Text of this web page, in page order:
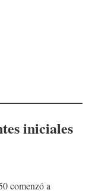
iniciales
comenzó a